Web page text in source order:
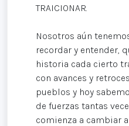
TRAICIONAR.
Nosotros aún
recordar y entender,
historia cada cierto
con avances y
pueblos y hoy
de fuerzas tantas
comienza a cambiar